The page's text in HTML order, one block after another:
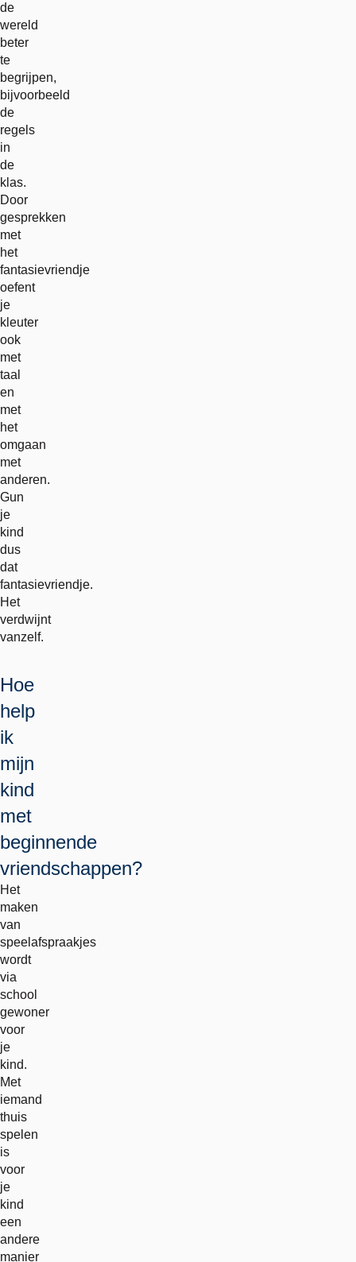
de
wereld
beter
te
begrijpen,
bijvoorbeeld
de
regels
in
de
klas.
Door
gesprekken
met
het
fantasievriendje
oefent
je
kleuter
ook
met
taal
en
met
het
omgaan
met
anderen.
Gun
je
kind
dus
dat
fantasievriendje.
Het
verdwijnt
vanzelf.
Hoe
help
ik
mijn
kind
met
beginnende
vriendschappen?
Het
maken
van
speelafspraakjes
wordt
via
school
gewoner
voor
je
kind.
Met
iemand
thuis
spelen
is
voor
je
kind
een
andere
manier